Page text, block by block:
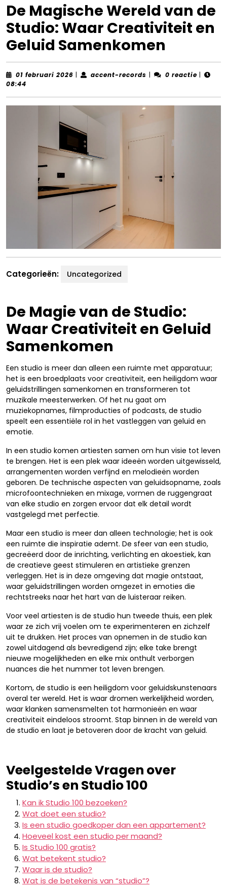
De Magische Wereld van de
Studio: Waar Creativiteit en
Geluid Samenkomen
01 februari 2026 01| accent-records accent-
| 0 reactie |
08:44
Categorieën: Uncategorized
De Magie van de Studio:
Waar Creativiteit en Geluid
Samenkomen
Een studio is meer dan alleen een ruimte met apparatuur;
het is een broedplaats voor creativiteit, een heiligdom waar
geluidstrillingen samenkomen en transformeren tot
muzikale meesterwerken. Of het nu gaat om
muziekopnames, filmproducties of podcasts, de studio
speelt een essentiële rol in het vastleggen van geluid en
emotie.
In een studio komen artiesten samen om hun visie tot leven
te brengen. Het is een plek waar ideeën worden uitgewisseld,
arrangementen worden verfijnd en melodieën worden
geboren. De technische aspecten van geluidsopname, zoals
microfoontechnieken en mixage, vormen de ruggengraat
van elke studio en zorgen ervoor dat elk detail wordt
vastgelegd met perfectie.
Maar een studio is meer dan alleen technologie; het is ook
een ruimte die inspiratie ademt. De sfeer van een studio,
gecreëerd door de inrichting, verlichting en akoestiek, kan
de creatieve geest stimuleren en artistieke grenzen
verleggen. Het is in deze omgeving dat magie ontstaat,
waar geluidstrillingen worden omgezet in emoties die
rechtstreeks naar het hart van de luisteraar reiken.
Voor veel artiesten is de studio hun tweede thuis, een plek
waar ze zich vrij voelen om te experimenteren en zichzelf
uit te drukken. Het proces van opnemen in de studio kan
zowel uitdagend als bevredigend zijn; elke take brengt
nieuwe mogelijkheden en elke mix onthult verborgen
nuances die het nummer tot leven brengen.
Kortom, de studio is een heiligdom voor geluidskunstenaars
overal ter wereld. Het is waar dromen werkelijkheid worden,
waar klanken samensmelten tot harmonieën en waar
creativiteit eindeloos stroomt. Stap binnen in de wereld van
de studio en laat je betoveren door de kracht van geluid.
Veelgestelde Vragen over
Studio’s en Studio 100
Kan ik Studio 100 bezoeken?
Wat doet een studio?
Is een studio goedkoper dan een appartement?
Hoeveel kost een studio per maand?
Is Studio 100 gratis?
Wat betekent studio?
Waar is de studio?
Wat is de betekenis van “studio”?